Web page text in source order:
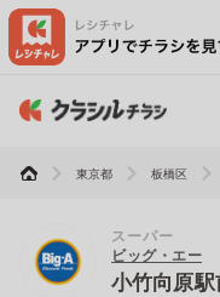
東京都 板橋区
スーパー
ビッグ・エー
小竹向原